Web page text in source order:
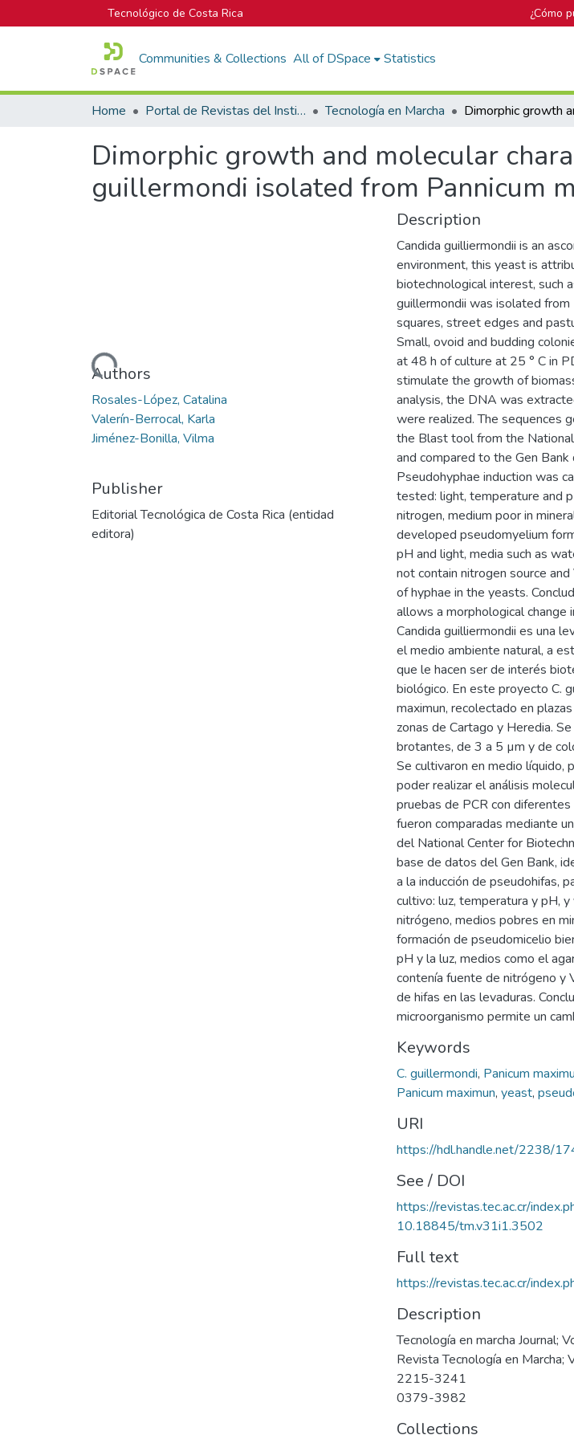
Tecnológico de Costa Rica ¿Cómo
Communities & Collections All of DSpace Statistics
Home Portal de Revistas del Instituto Tecnológico de Costa Rica Tecnología en Marcha
Dimorphic growth and molecular
guillermondi isolated from Pannicum
Loading...
Authors
Rosales-López, Catalina
Valerín-Berrocal, Karla
Jiménez-Bonilla, Vilma
Publisher
Editorial Tecnológica de Costa Rica (entidad
editora)
Description
Candida guilliermondii is an
environment, this yeast is
biotechnological interest, such
guillermondii was isolated from
squares, street edges and
Small, ovoid and budding
at 48 h of culture at 25 ° C in
stimulate the growth of
analysis, the DNA was
were realized. The sequences
the Blast tool from the
and compared to the Gen
Pseudohyphae induction was
tested: light, temperature and
nitrogen, medium poor in
developed pseudomyelium
pH and light, media such as
not contain nitrogen source
of hyphae in the yeasts.
allows a morphological change
Candida guilliermondii es una
el medio ambiente natural, a
que le hacen ser de interés
biológico. En este proyecto C.
maximun, recolectado en
zonas de Cartago y Heredia.
brotantes, de 3 a 5 µm y de
Se cultivaron en medio líquido,
poder realizar el análisis
pruebas de PCR con
fueron comparadas mediante
del National Center for
base de datos del Gen Bank,
a la inducción de pseudohifas,
cultivo: luz, temperatura y pH,
nitrógeno, medios pobres en
formación de pseudomicelio
pH y la luz, medios como el
contenía fuente de nitrógeno y
de hifas en las levaduras.
microorganismo permite un
Keywords
C. guillermondi, Panicum
Panicum maximun, yeast,
URI
https://hdl.handle.net/2238/
See / DOI
https://revistas.tec.ac.cr/
10.18845/tm.v31i1.3502
Full text
https://revistas.tec.ac.cr/
Description
Tecnología en marcha
Revista Tecnología en
2215-3241
0379-3982
Collections